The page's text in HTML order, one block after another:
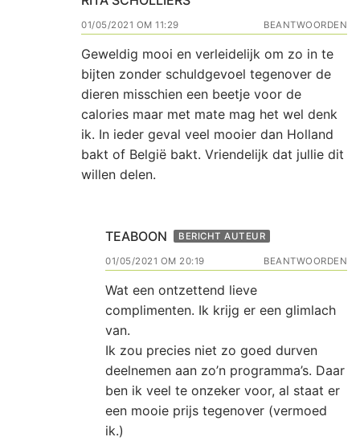
01/05/2021 OM 11:29 BEANTWOORDEN
Geweldig mooi en verleidelijk om zo in te
bijten zonder schuldgevoel tegenover de
dieren misschien een beetje voor de
calories maar met mate mag het wel denk
ik. In ieder geval veel mooier dan Holland
bakt of België bakt. Vriendelijk dat jullie dit
willen delen.
TEABOON BERICHT AUTEUR
01/05/2021 OM 20:19 BEANTWOORDEN
Wat een ontzettend lieve
complimenten. Ik krijg er een glimlach
van.
Ik zou precies niet zo goed durven
deelnemen aan zo’n programma’s. Daar
ben ik veel te onzeker voor, al staat er
een mooie prijs tegenover (vermoed
ik.)